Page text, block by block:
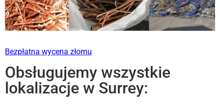
Bezpłatna wycena złomu
Obsługujemy wszystkie
lokalizacje w Surrey: